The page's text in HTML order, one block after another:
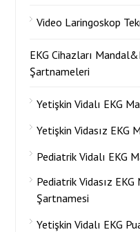
Video Laringoskop
EKG Cihazları
Şartnameleri
Yetişkin Vidalı EKG
Yetişkin Vidasız EKG
Pediatrik Vidalı EKG
Pediatrik Vidasız
Şartnamesi
Yetişkin Vidalı EKG